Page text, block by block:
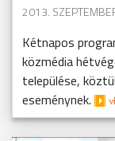
2013.
Kétnapos
közmédia
települése,
eseménynek.